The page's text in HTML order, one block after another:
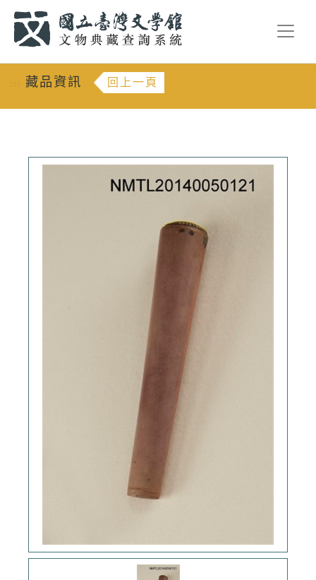
::: 藏品資訊 回上一頁